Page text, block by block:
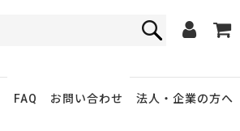
法人・企業の方へ
FAQ お問い合わせ